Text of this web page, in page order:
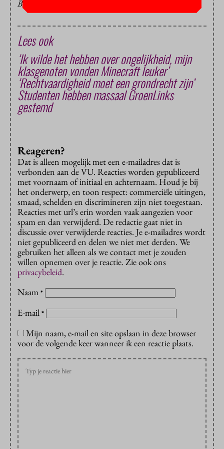
BEELD: ARCHIEF
Lees ook
‘Ik wilde het hebben over ongelijkheid, mijn
klasgenoten vonden Minecraft leuker’
‘Rechtvaardigheid moet een grondrecht zijn’
Studenten hebben massaal GroenLinks
gestemd
Reageren?
Dat is alleen mogelijk met een e-mailadres dat is
verbonden aan de VU. Reacties worden gepubliceerd
met voornaam of initiaal en achternaam. Houd je bij
het onderwerp, en toon respect: commerciële uitingen,
smaad, schelden en discrimineren zijn niet toegestaan.
Reacties met url’s erin worden vaak aangezien voor
spam en dan verwijderd. De redactie gaat niet in
discussie over verwijderde reacties. Je e-mailadres wordt
niet gepubliceerd en delen we niet met derden. We
gebruiken het alleen als we contact met je zouden
willen opnemen over je reactie. Zie ook ons
privacybeleid.
Naam *
E-mail *
Mijn naam, e-mail en site opslaan in deze browser
voor de volgende keer wanneer ik een reactie plaats.